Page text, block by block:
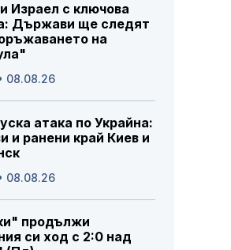
Израел с ключова
Държави ще следят
на
08.08.26
атака по Украйна:
и ранени край Киев и
08.08.26
продължи
си ход с 2:0 над